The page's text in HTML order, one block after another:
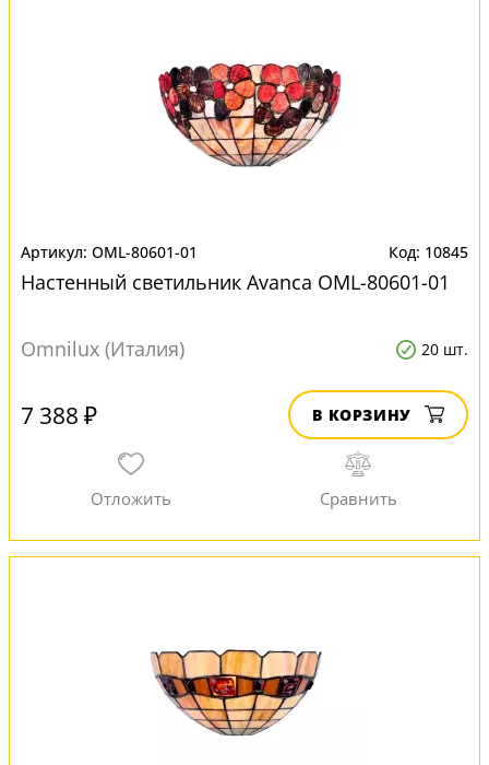
OML-80601-01 10845
Настенный светильник Avanca OML-80601-01
Omnilux (Италия) 20 шт.
7 388 ₽ В КОРЗИНУ